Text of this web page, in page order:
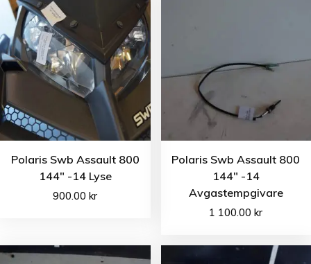
Polaris Swb Assault 800
144″ -14 Lyse
900.00kr
Polaris Swb Assault 800
144″ -14
Avgastempgivare
1 100.00kr